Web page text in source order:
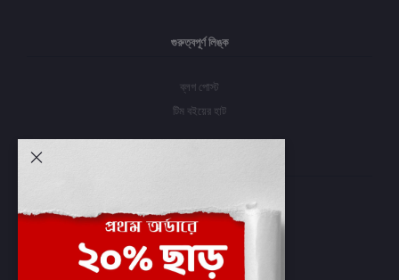
গুরুত্বপূর্ণ লিঙ্ক
ব্লগ পোস্ট
টিম বইয়ের হাট
প্রবেশ করুন
অর্ডার ইতিহাস
আমার ইচ্ছাগুলি